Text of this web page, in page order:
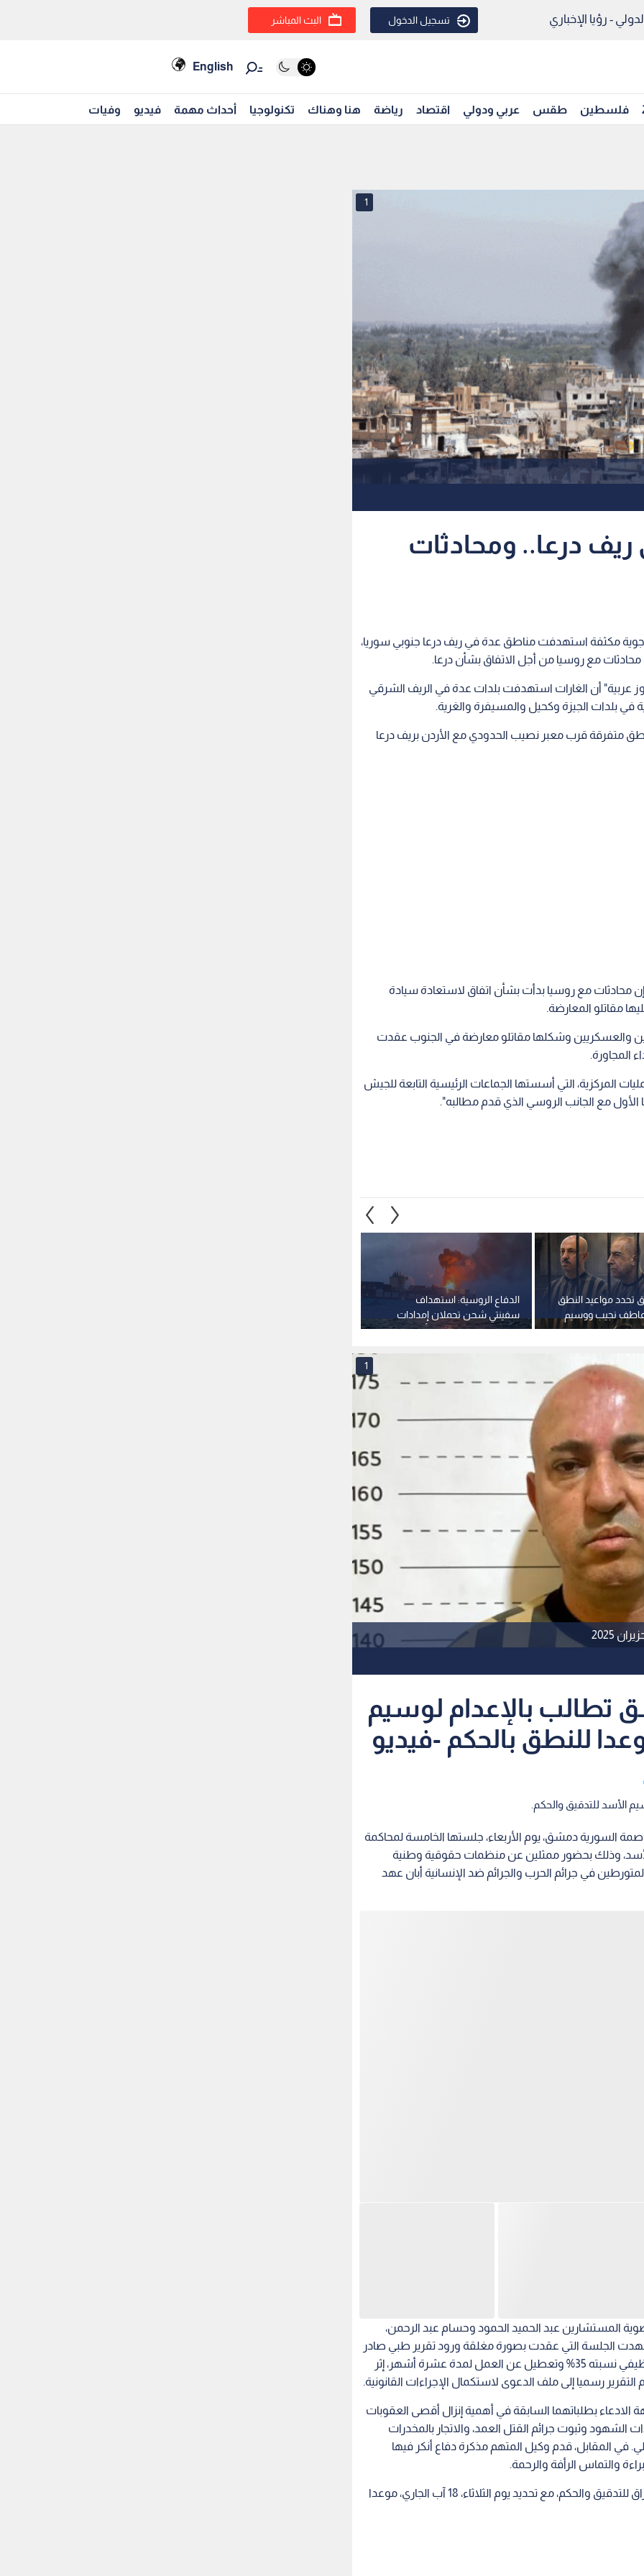
- رؤيا الإخباري تسجيل الدخول البث المباشر
English
فلسطين طقس عربي ودولي اقتصاد رياضة هنا وهناك تكنولوجيا أحداث مهمة فيديو وفيات
1
درعا.. ومحادثات
مكثفة استهدفت مناطق عدة في ريف درعا جنوبي سوريا،
مع روسيا من أجل الاتفاق بشأن درعا.
عربية" أن الغارات استهدفت بلدات عدة في الريف الشرقي
في بلدات الجيزة وكحيل والمسيفرة والغرية.
قرب معبر نصيب الحدودي مع الأردن بريف درعا
محادثات مع روسيا بدأت بشأن اتفاق لاستعادة سيادة
مقاتلو المعارضة.
تضم 6 أعضاء من المدنيين والعسكريين وشكلها مقاتلو معارضة في الجنوب عقدت
المجاورة.
المركزية، التي أسستها الجماعات الرئيسية التابعة للجيش
مع الجانب الروسي الذي قدم مطالبه".
الدفاع الروسية: استهداف
سفينتي شحن تحملان إمدادات
عسكرية قبالة سواحل أوديسا
تحدد مواعيد النطق
عاطف نجيب ووسيم
حسون
1
تطالب بالإعدام لوسيم
الأسد للتدقيق والحكم.
السورية دمشق، يوم الأربعاء، جلستها الخامسة لمحاكمة
وذلك بحضور ممثلين عن منظمات حقوقية وطنية
في جرائم الحرب والجرائم ضد الإنسانية أبان عهد
المستشارين عبد الحميد الحمود وحسام عبد الرحمن،
الجلسة التي عقدت بصورة مغلقة ورود تقرير طبي صادر
عن الطبابة الشرعية يثبت إصابة أحد المدعين بعجز وظيفي نسبته 35% وتعطيل عن العمل لمدة عشرة أشهر، إثر
رسميا إلى ملف الدعوى لاستكمال الإجراءات القانونية.
الادعاء بطلباتهما السابقة في أهمية إنزال أقصى العقوبات
الشهود وثبوت جرائم القتل العمد، والاتجار بالمخدرات
في المقابل، قدم وكيل المتهم مذكرة دفاع أنكر فيها
والتماس الرأفة والرحمة.
وعلى إثر ذلك، قررت هيئة المحكمة بالإجماع رفع الأوراق للتدقيق والحكم، مع تحديد يوم الثلاثاء، 18 آب الجاري، موعدا